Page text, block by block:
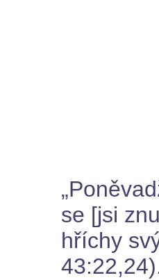
se [jsi
hříchy